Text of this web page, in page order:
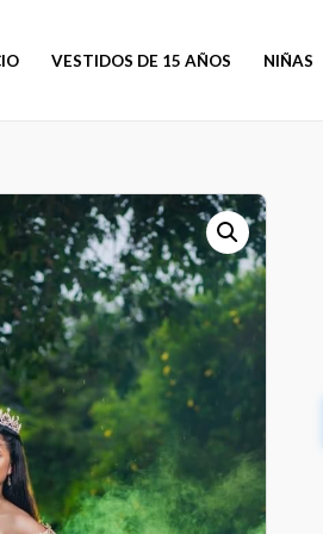
VESTIDOS DE 15 AÑOS NIÑAS